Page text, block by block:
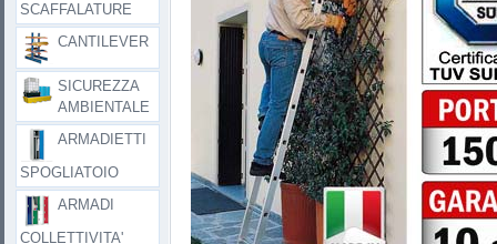
SCAFFALATURE
CANTILEVER
SICUREZZA
AMBIENTALE
ARMADIETTI
SPOGLIATOIO
ARMADI
COLLETTIVITA'